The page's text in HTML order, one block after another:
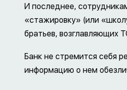
И последнее,
«стажировку» (или
братьев, возглавляющих
Банк не стремится себя
информацию о нем